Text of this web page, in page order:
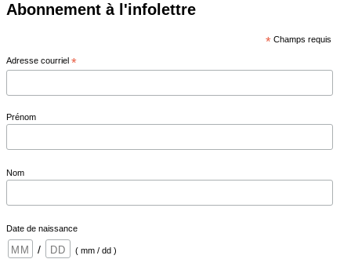
Abonnement à l'infolettre
*Champs requis
Adresse courriel *
Prénom
Nom
Date de naissance
/ ( mm / dd )